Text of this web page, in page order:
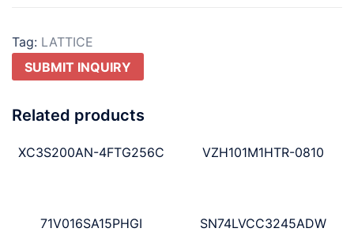
Tag: LATTICE
SUBMIT INQUIRY
Related products
XC3S200AN-4FTG256C VZH101M1HTR-0810
71V016SA15PHGI SN74LVCC3245ADW